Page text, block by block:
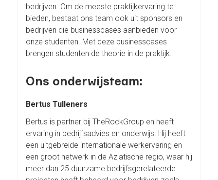
bedrijven. Om de meeste praktijkervaring te
bieden, bestaat ons team ook uit sponsors en
bedrijven die businesscases aanbieden voor
onze studenten. Met deze businesscases
brengen studenten de theorie in de praktijk.
Ons onderwijsteam:
Bertus Tulleners
Bertus is partner bij TheRockGroup en heeft
ervaring in bedrijfsadvies en onderwijs. Hij heeft
een uitgebreide internationale werkervaring en
een groot netwerk in de Aziatische regio, waar hij
meer dan 25 duurzame bedrijfsgerelateerde